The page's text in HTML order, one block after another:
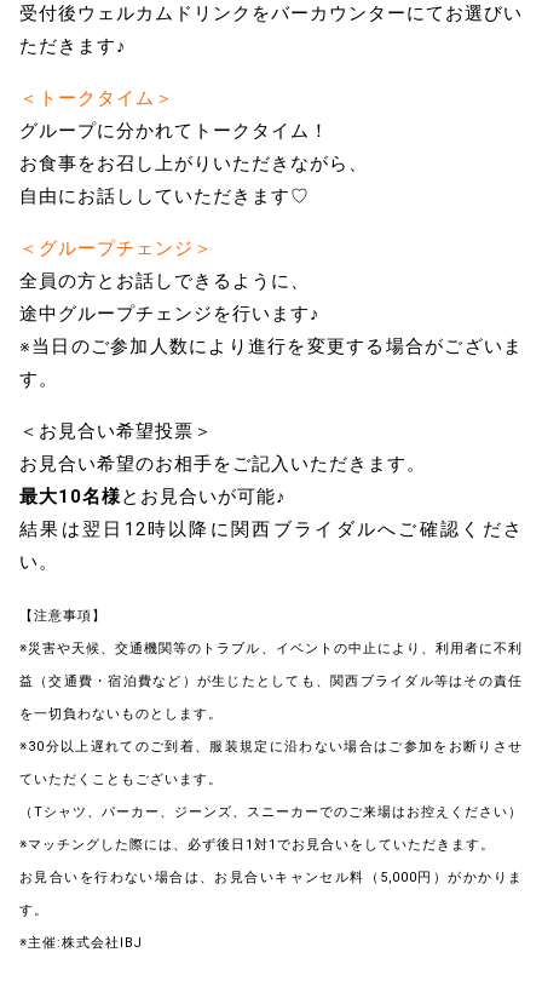
受付後ウェルカムドリンクをバーカウンターにてお選びい
ただきます♪
＜トークタイム＞
グループに分かれてトークタイム！
お食事をお召し上がりいただきながら、
自由にお話ししていただきます♡
＜グループチェンジ＞
全員の方とお話しできるように、
途中グループチェンジを行います♪
※当日のご参加人数により進行を変更する場合がございま
す。
＜お見合い希望投票＞
お見合い希望のお相手をご記入いただきます。
最大10名様とお見合いが可能♪
結果は翌日12時以降に関西ブライダルへご確認くださ
い。
【注意事項】
※災害や天候、交通機関等のトラブル、イベントの中止により、利用者に不利
益（交通費・宿泊費など）が生じたとしても、関西ブライダル等はその責任
を一切負わないものとします。
※30分以上遅れてのご到着、服装規定に沿わない場合はご参加をお断りさせ
ていただくこともございます。
（Tシャツ、パーカー、ジーンズ、スニーカーでのご来場はお控えください）
※マッチングした際には、必ず後日1対1でお見合いをしていただきます。
お見合いを行わない場合は、お見合いキャンセル料（5,000円）がかかりま
す。
※主催:株式会社IBJ